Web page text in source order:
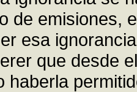
de emisiones,
esa
que desde
haberla